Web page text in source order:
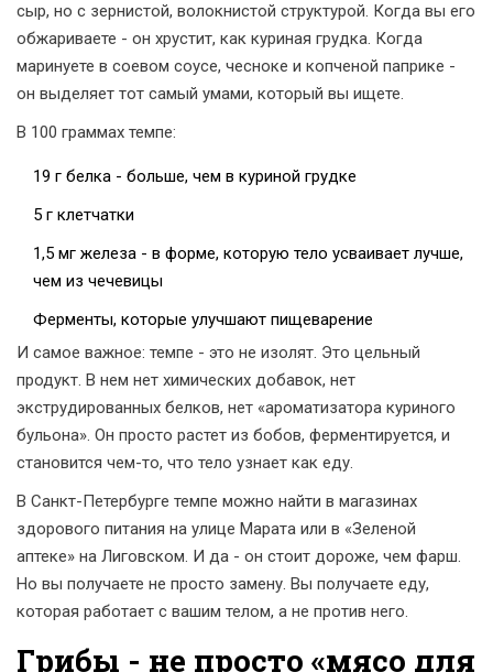
сыр, но с зернистой, волокнистой структурой. Когда вы его
обжариваете - он хрустит, как куриная грудка. Когда
маринуете в соевом соусе, чесноке и копченой паприке -
он выделяет тот самый умами, который вы ищете.
В 100 граммах темпе:
19 г белка - больше, чем в куриной грудке
5 г клетчатки
1,5 мг железа - в форме, которую тело усваивает лучше,
чем из чечевицы
Ферменты, которые улучшают пищеварение
И самое важное: темпе - это не изолят. Это цельный
продукт. В нем нет химических добавок, нет
экструдированных белков, нет «ароматизатора куриного
бульона». Он просто растет из бобов, ферментируется, и
становится чем-то, что тело узнает как еду.
В Санкт-Петербурге темпе можно найти в магазинах
здорового питания на улице Марата или в «Зеленой
аптеке» на Лиговском. И да - он стоит дороже, чем фарш.
Но вы получаете не просто замену. Вы получаете еду,
которая работает с вашим телом, а не против него.
Грибы - не просто «мясо для